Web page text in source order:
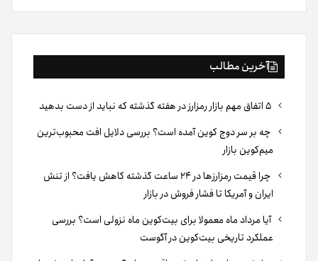
بوک
آخرین مطالب
چه بر سر دوج کوین آمده است؟ بررسی دلایل افت محبوب‌ترین
میم‌کوین بازار
چرا قیمت رمزارزها در ۲۴ ساعت گذشته کاهش یافت؟ از تنش
ایران و آمریکا تا فشار فروش در بازار
آیا مرداد ماه معمولا برای بیت‌کوین ماه نزولی است؟ بررسی
عملکرد تاریخی بیت‌کوین در آگوست